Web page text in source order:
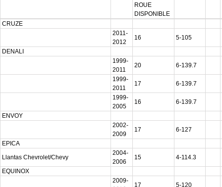
ROUE
DISPONIBLE
CRUZE
2011-
2012
16
5-105
DENALI
1999-
2011
20
6-139.7
1999-
2011
17
6-139.7
1999-
2005
16
6-139.7
ENVOY
2002-
2009
17
6-127
EPICA
Llantas Chevrolet/Chevy
2004-
2006
15
4-114.3
EQUINOX
2009-
17
5-120